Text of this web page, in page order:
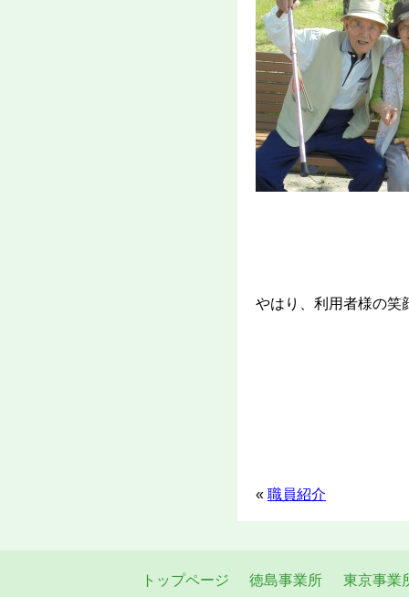
やはり、利用者様の笑
« 職員紹介
トップページ 徳島事業所 東京事業